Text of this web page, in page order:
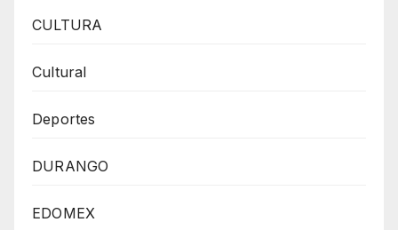
CULTURA
Cultural
Deportes
DURANGO
EDOMEX